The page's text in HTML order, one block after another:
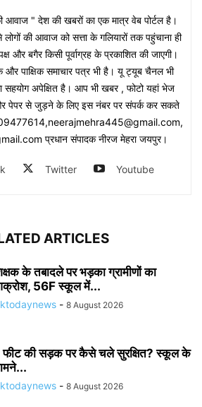
" देश की खबरों का एक मात्र वेब पोर्टल है।
की आवाज को सत्ता के गलियारों तक पहुंचाना ही
और बगैर किसी पूर्वाग्रह के प्रकाशित की जाएगी।
पाक्षिक समाचार पत्र भी है। यू ट्यूब चैनल भी
सहयोग अपेक्षित है। आप भी खबर , फोटो यहां भेज
पेपर से जुड़ने के लिए इस नंबर पर संपर्क कर सकते
प्रधान संपादक नीरज मेहरा जयपुर।
Twitter Youtube
ARTICLES
के तबादले पर भड़का ग्रामीणों का
56F स्कूल में...
- 8 August 2026
की सड़क पर कैसे चले सुरक्षित? स्कूल के
- 8 August 2026